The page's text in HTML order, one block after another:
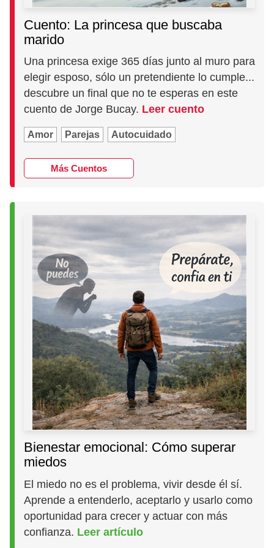
Cuento: La princesa que buscaba
marido
Una princesa exige 365 días junto al muro para
elegir esposo, sólo un pretendiente lo cumple...
descubre un final que no te esperas en este
cuento de Jorge Bucay. Leer cuento
Amor Parejas Autocuidado
Más Cuentos
Bienestar emocional: Cómo superar
miedos
El miedo no es el problema, vivir desde él sí.
Aprende a entenderlo, aceptarlo y usarlo como
oportunidad para crecer y actuar con más
confianza. Leer artículo